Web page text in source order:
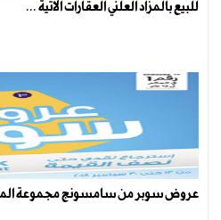
للبيع بالمزاد العلني العقارات الاتية ...
عروض سوبر من سامسونج مجموعة